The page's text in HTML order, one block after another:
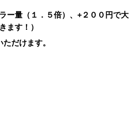
ー量（１．５倍）、+２００円で大
ます！）
だけます。